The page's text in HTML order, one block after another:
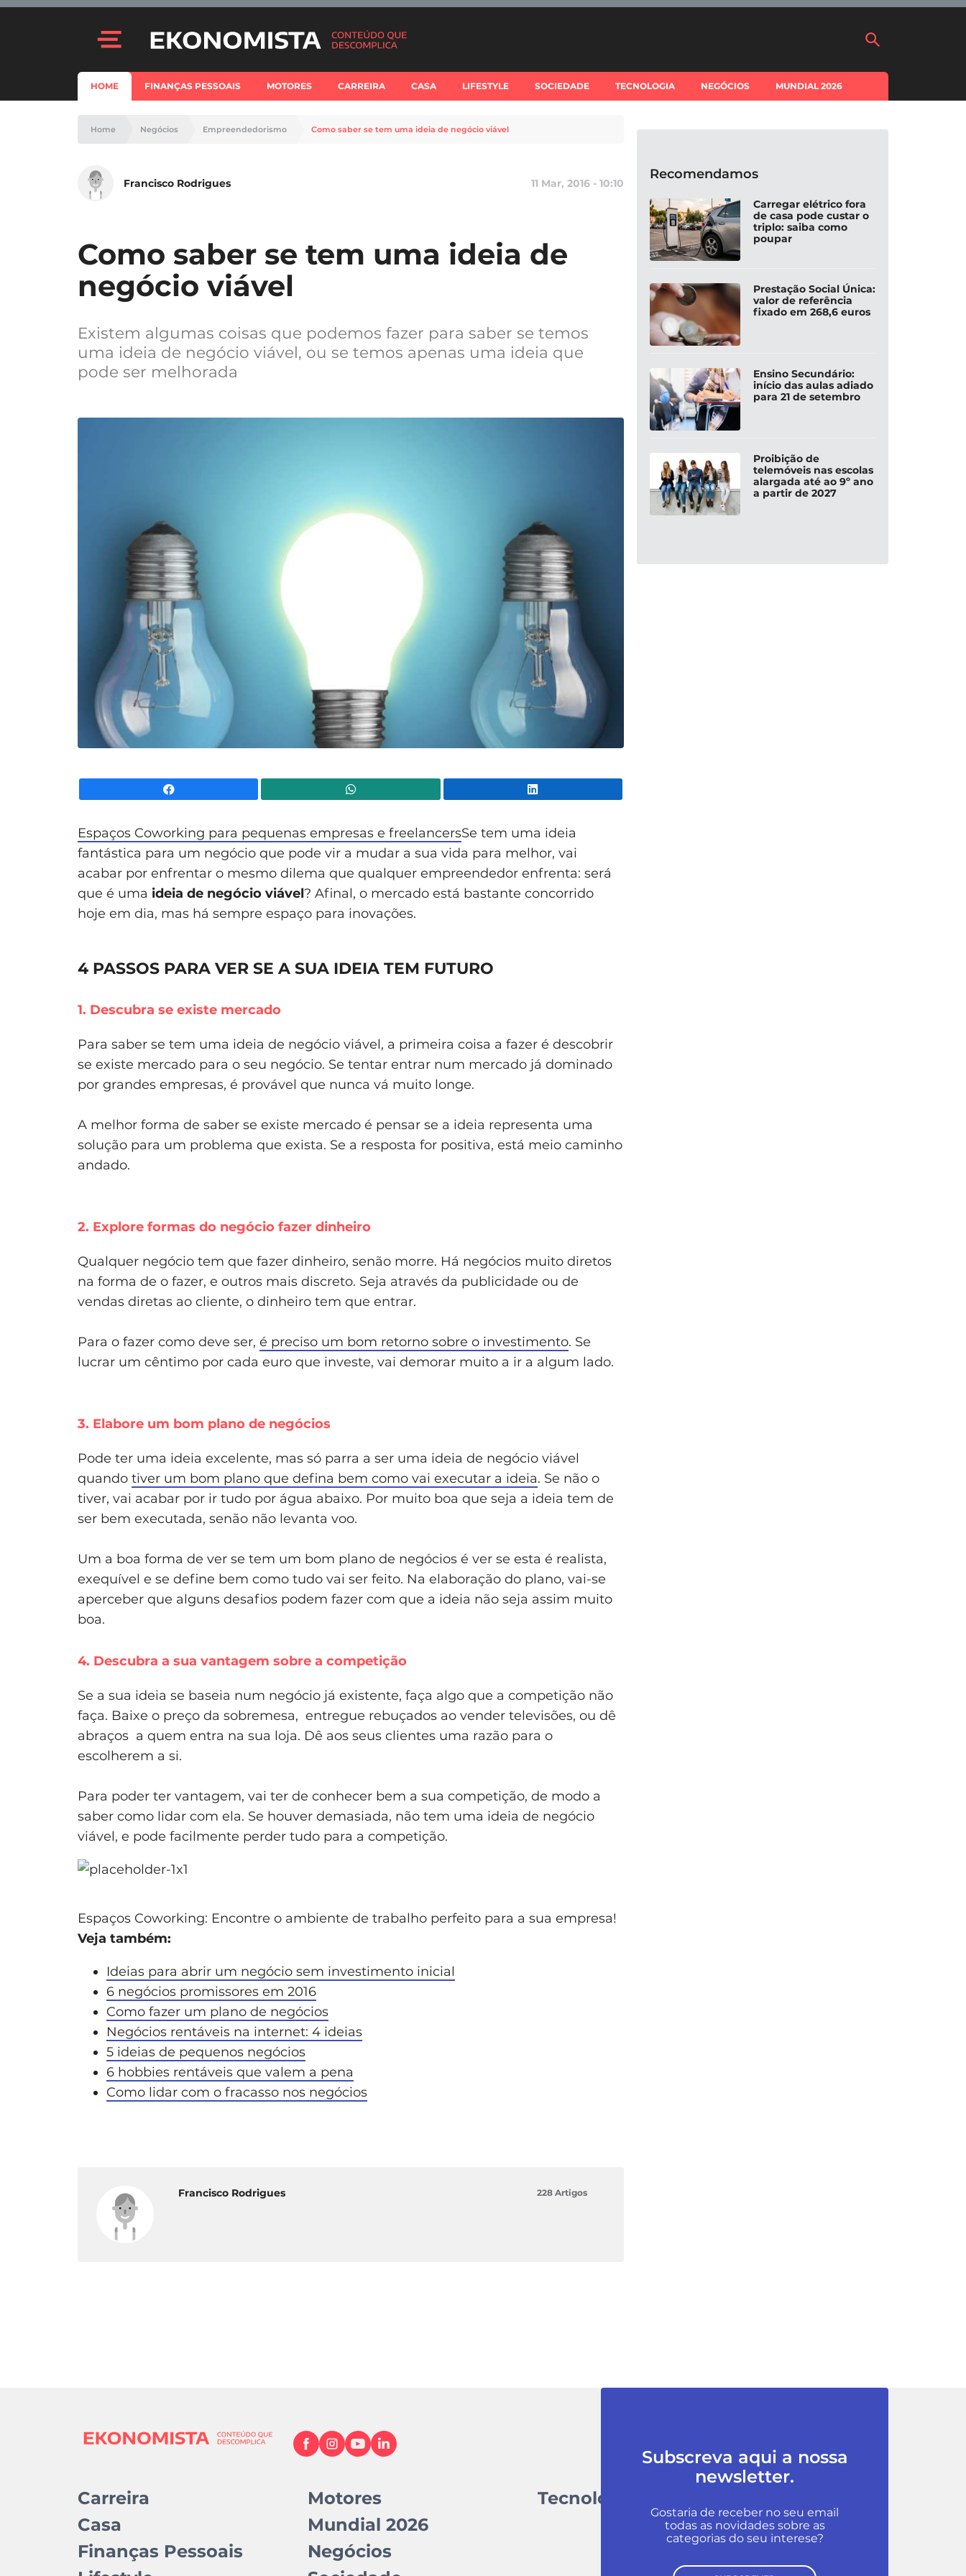
HOME FINANÇAS PESSOAIS MOTORES CARREIRA CASA LIFESTYLE SOCIEDADE TECNOLOGIA NEGÓCIOS MUNDIAL 2026
Home Negócios Empreendedorismo Como saber se tem uma ideia de negócio viável
Francisco Rodrigues 11 Mar, 2016 - 10:10
Como saber se tem uma ideia de
negócio viável
Existem algumas coisas que podemos fazer para saber se temos
uma ideia de negócio viável, ou se temos apenas uma ideia que
pode ser melhorada
Espaços Coworking para pequenas empresas e freelancersSe tem uma ideia
fantástica para um negócio que pode vir a mudar a sua vida para melhor, vai
acabar por enfrentar o mesmo dilema que qualquer empreendedor enfrenta: será
que é uma ideia de negócio viável? Afinal, o mercado está bastante concorrido
hoje em dia, mas há sempre espaço para inovações.
4 PASSOS PARA VER SE A SUA IDEIA TEM FUTURO
1. Descubra se existe mercado
Para saber se tem uma ideia de negócio viável, a primeira coisa a fazer é descobrir
se existe mercado para o seu negócio. Se tentar entrar num mercado já dominado
por grandes empresas, é provável que nunca vá muito longe.
A melhor forma de saber se existe mercado é pensar se a ideia representa uma
solução para um problema que exista. Se a resposta for positiva, está meio caminho
andado.
2. Explore formas do negócio fazer dinheiro
Qualquer negócio tem que fazer dinheiro, senão morre. Há negócios muito diretos
na forma de o fazer, e outros mais discreto. Seja através da publicidade ou de
vendas diretas ao cliente, o dinheiro tem que entrar.
Para o fazer como deve ser, é preciso um bom retorno sobre o investimento. Se
lucrar um cêntimo por cada euro que investe, vai demorar muito a ir a algum lado.
3. Elabore um bom plano de negócios
Pode ter uma ideia excelente, mas só parra a ser uma ideia de negócio viável
quando tiver um bom plano que defina bem como vai executar a ideia. Se não o
tiver, vai acabar por ir tudo por água abaixo. Por muito boa que seja a ideia tem de
ser bem executada, senão não levanta voo.
Um a boa forma de ver se tem um bom plano de negócios é ver se esta é realista,
exequível e se define bem como tudo vai ser feito. Na elaboração do plano, vai-se
aperceber que alguns desafios podem fazer com que a ideia não seja assim muito
boa.
4. Descubra a sua vantagem sobre a competição
Se a sua ideia se baseia num negócio já existente, faça algo que a competição não
faça. Baixe o preço da sobremesa, entregue rebuçados ao vender televisões, ou dê
abraços a quem entra na sua loja. Dê aos seus clientes uma razão para o
escolherem a si.
Para poder ter vantagem, vai ter de conhecer bem a sua competição, de modo a
saber como lidar com ela. Se houver demasiada, não tem uma ideia de negócio
viável, e pode facilmente perder tudo para a competição.
Espaços Coworking: Encontre o ambiente de trabalho perfeito para a sua empresa!
Veja também:
Ideias para abrir um negócio sem investimento inicial
6 negócios promissores em 2016
Como fazer um plano de negócios
Negócios rentáveis na internet: 4 ideias
5 ideias de pequenos negócios
6 hobbies rentáveis que valem a pena
Como lidar com o fracasso nos negócios
Francisco Rodrigues 228 Artigos
Recomendamos
Carregar elétrico fora
de casa pode custar o
triplo: saiba como
poupar
Prestação Social Única:
valor de referência
fixado em 268,6 euros
Ensino Secundário:
início das aulas adiado
para 21 de setembro
Proibição de
telemóveis nas escolas
alargada até ao 9º ano
a partir de 2027
Carreira
Casa
Finanças Pessoais
Motores
Mundial 2026
Negócios
Tecnologia
Subscreva aqui a nossa
newsletter.
Gostaria de receber no seu email
todas as novidades sobre as
categorias do seu interese?